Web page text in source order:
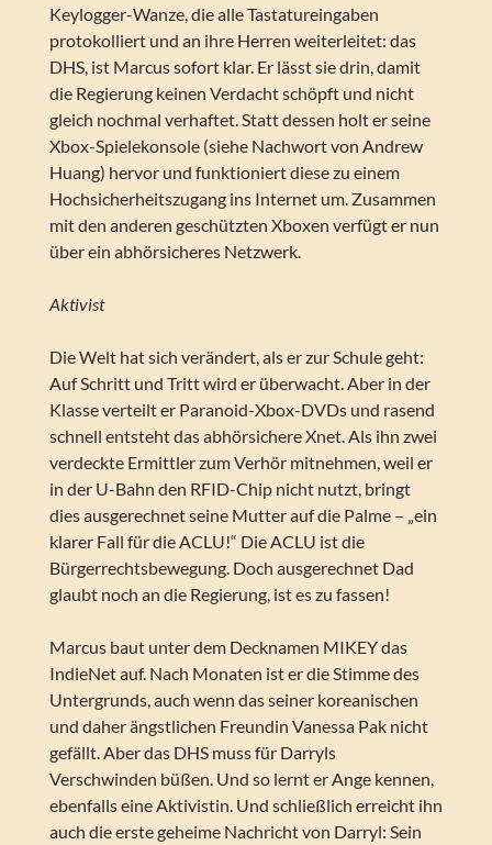
Keylogger-Wanze, die alle Tastatureingaben
protokolliert und an ihre Herren weiterleitet: das
DHS, ist Marcus sofort klar. Er lässt sie drin, damit
die Regierung keinen Verdacht schöpft und nicht
gleich nochmal verhaftet. Statt dessen holt er seine
Xbox-Spielekonsole (siehe Nachwort von Andrew
Huang) hervor und funktioniert diese zu einem
Hochsicherheitszugang ins Internet um. Zusammen
mit den anderen geschützten Xboxen verfügt er nun
über ein abhörsicheres Netzwerk.
Aktivist
Die Welt hat sich verändert, als er zur Schule geht:
Auf Schritt und Tritt wird er überwacht. Aber in der
Klasse verteilt er Paranoid-Xbox-DVDs und rasend
schnell entsteht das abhörsichere Xnet. Als ihn zwei
verdeckte Ermittler zum Verhör mitnehmen, weil er
in der U-Bahn den RFID-Chip nicht nutzt, bringt
dies ausgerechnet seine Mutter auf die Palme – „ein
klarer Fall für die ACLU!“ Die ACLU ist die
Bürgerrechtsbewegung. Doch ausgerechnet Dad
glaubt noch an die Regierung, ist es zu fassen!
Marcus baut unter dem Decknamen MIKEY das
IndieNet auf. Nach Monaten ist er die Stimme des
Untergrunds, auch wenn das seiner koreanischen
und daher ängstlichen Freundin Vanessa Pak nicht
gefällt. Aber das DHS muss für Darryls
Verschwinden büßen. Und so lernt er Ange kennen,
ebenfalls eine Aktivistin. Und schließlich erreicht ihn
auch die erste geheime Nachricht von Darryl: Sein